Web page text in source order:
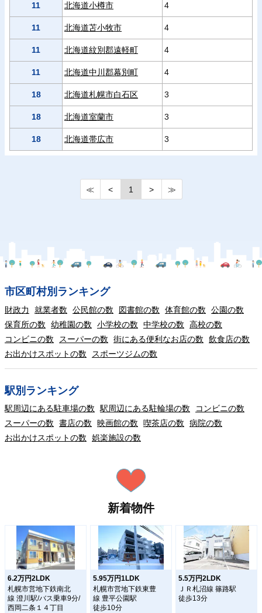
11 北海道小樽市 4
11 北海道苫小牧市 4
11 北海道紋別郡遠軽町 4
11 北海道中川郡幕別町 4
18 北海道札幌市白石区 3
18 北海道室蘭市 3
18 北海道帯広市 3
≪ < 1 > ≫
市区町村別ランキング
財政力 就業者数 公民館の数 図書館の数 体育館の数
公園の数
保育所の数
幼稚園の数 小学校の数 中学校の数
高校の数
コンビニの数
スーパーの数 街にある便利なお店の数
飲食店の数
お出かけスポットの数
スポーツジムの数
駅別ランキング
駅周辺にある駐車場の数 駅周辺にある駐輪場の数
コンビニの数
スーパーの数
書店の数 映画館の数 喫茶店の数
病院の数
お出かけスポットの数
娯楽施設の数
新着物件
6.2万円2LDK
札幌市営地下鉄南北
線 澄川駅/バス乗車9分/
西岡二条１４丁目
5.95万円1LDK
札幌市営地下鉄東豊
線 豊平公園駅
徒歩10分
5.5万円2LDK
ＪＲ札沼線 篠路駅
徒歩13分